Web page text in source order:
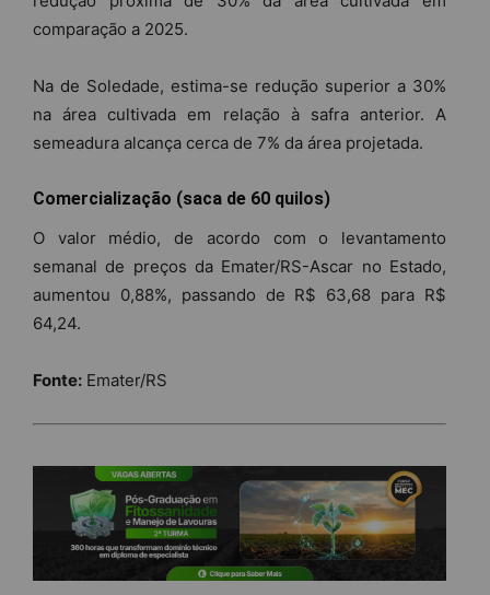
comparação a 2025.
Na de Soledade, estima-se redução superior a 30%
na área cultivada em relação à safra anterior. A
semeadura alcança cerca de 7% da área projetada.
Comercialização (saca de 60 quilos)
O valor médio, de acordo com o levantamento
semanal de preços da Emater/RS-Ascar no Estado,
aumentou 0,88%, passando de R$ 63,68 para R$
64,24.
Fonte: Emater/RS